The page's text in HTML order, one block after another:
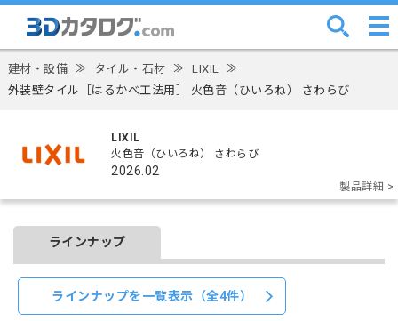
建材・設備 ≫ タイル・石材 ≫ LIXIL ≫
外装壁タイル［はるかべ工法用］ 火色音（ひいろね） さわらび
LIXIL
火色音（ひいろね） さわらび
2026.02
製品詳細 >
ラインナップ
ラインナップを一覧表示（全4件）